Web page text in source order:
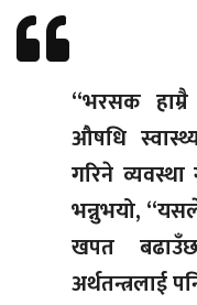
“भरसक हाम्रै
औषधि
गरिने
भन्नुभयो,
खपत बढाउँछ
अर्थतन्त्रलाई